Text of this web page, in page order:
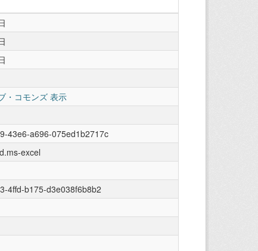
・コモンズ 表示
43e6-a696-075ed1b2717c
excel
4ffd-b175-d3e038f6b8b2